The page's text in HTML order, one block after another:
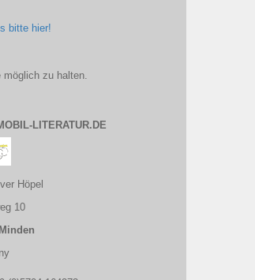
bitte hier!
möglich zu halten.
LITERATUR.DE
Höpel
10